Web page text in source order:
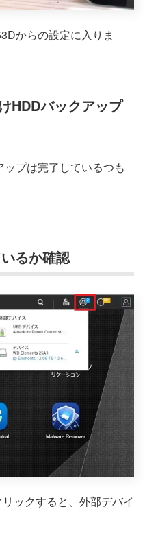
からの設定に入りま
HDDバックアップ
プは完了しているつも
るか確認
ックすると、外部デバイ